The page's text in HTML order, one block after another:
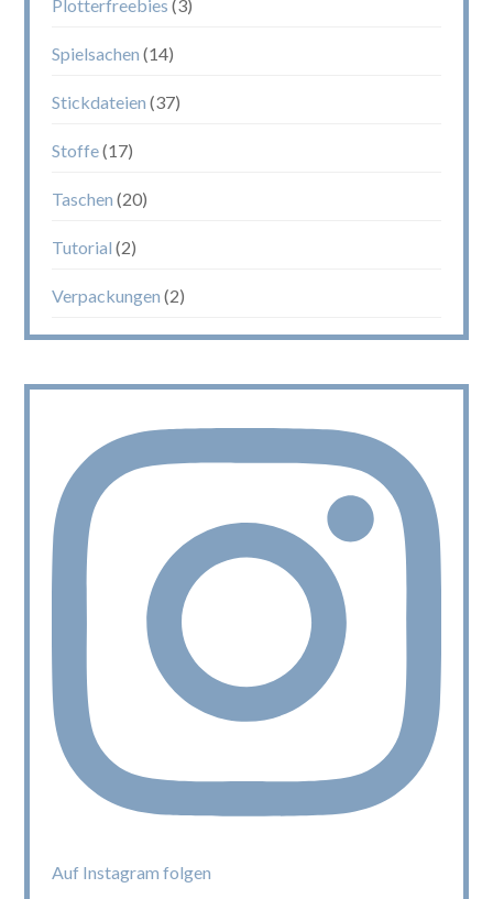
Plotterfreebies (3)
Spielsachen (14)
Stickdateien (37)
Stoffe(17)
Taschen (20)
Tutorial (2)
Verpackungen (2)
Auf Instagram folgen